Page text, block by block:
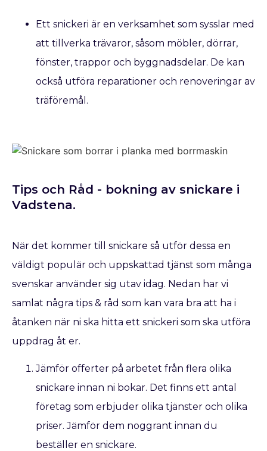
Ett snickeri är en verksamhet som sysslar med
att tillverka trävaror, såsom möbler, dörrar,
fönster, trappor och byggnadsdelar. De kan
också utföra reparationer och renoveringar av
träföremål.
Tips och Råd - bokning av snickare​ i
Vadstena.
När det kommer till snickare så utför dessa en
väldigt populär och uppskattad tjänst som många
svenskar använder sig utav idag. Nedan har vi
samlat några tips & råd som kan vara bra att ha i
åtanken när ni ska hitta ett snickeri som ska utföra
uppdrag åt er.
Jämför offerter på arbetet från flera olika
snickare innan ni bokar. Det finns ett antal
företag som erbjuder olika tjänster och olika
priser. Jämför dem noggrant innan du
beställer en snickare.